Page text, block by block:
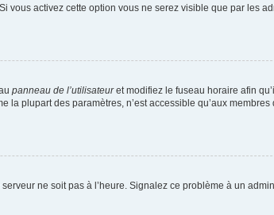
vous activez cette option vous ne serez visible que par les
panneau de l’utilisateuret modifiez le fuseau horaire afin
plupart des paramètres, n’est accessible qu’aux
ne soit pas à l’heure. Signalez ce problème à un